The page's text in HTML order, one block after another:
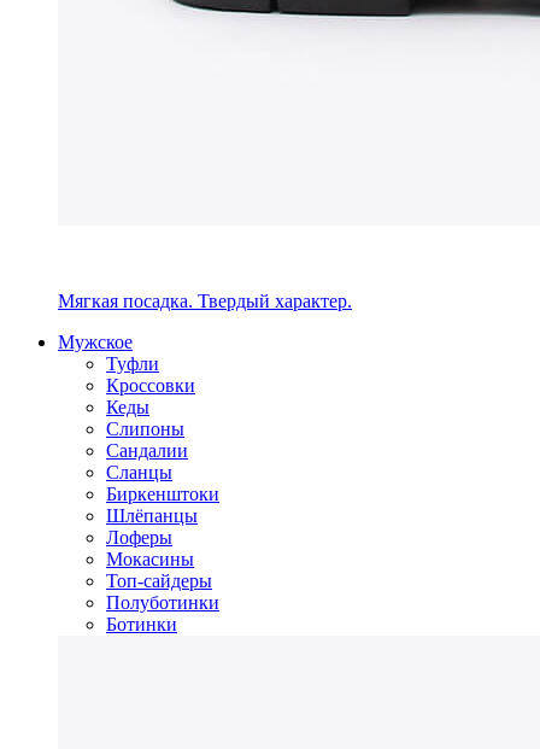
Мягкая посадка. Твердый характер.
Мужское
Туфли
Кроссовки
Кеды
Слипоны
Сандалии
Сланцы
Биркенштоки
Шлёпанцы
Лоферы
Мокасины
Топ-сайдеры
Полуботинки
Ботинки